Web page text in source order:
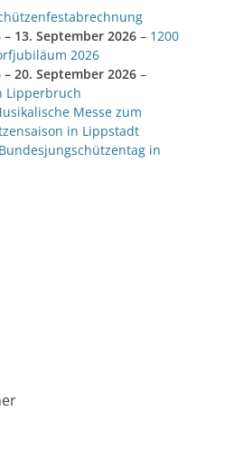
– 13. September 2026 – 1200
2026
– 20. September 2026 –
Lipperbruch
Messe zum
in Lippstadt
Bundesjungschützentag in